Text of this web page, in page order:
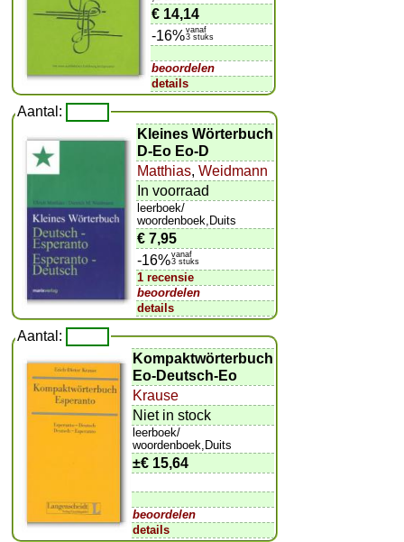
€ 14,14
-16%vanaf
3 stuks
beoordelen
details
Aantal:
Kleines Wörterbuch
D-Eo Eo-D
Matthias, Weidmann
In voorraad
leerboek/
woordenboek,Duits
€ 7,95
-16%vanaf
3 stuks
1 recensie
beoordelen
details
Aantal:
Kompaktwörterbuch
Eo-Deutsch-Eo
Krause
Niet in stock
leerboek/
woordenboek,Duits
±€ 15,64
beoordelen
details